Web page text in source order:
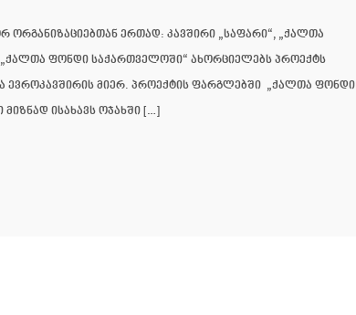
ორგანიზაციებთან ერთად: კავშირი „საფარი“, „ქალთა
„ქალთა ფონდი საქართველოში“ ახორციელებს პროექტს
ევროკავშირის მიერ. პროექტის ფარგლებში „ქალთა ფონდი
ისახავს ოჯახში […]